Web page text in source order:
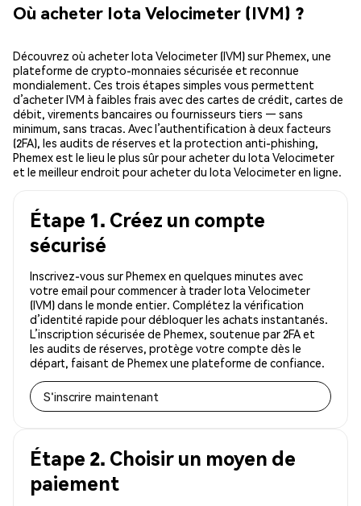
Où acheter Iota Velocimeter (IVM) ?
Découvrez où acheter Iota Velocimeter (IVM) sur Phemex, une
plateforme de crypto-monnaies sécurisée et reconnue
mondialement. Ces trois étapes simples vous permettent
d’acheter IVM à faibles frais avec des cartes de crédit, cartes de
débit, virements bancaires ou fournisseurs tiers — sans
minimum, sans tracas. Avec l’authentification à deux facteurs
(2FA), les audits de réserves et la protection anti-phishing,
Phemex est le lieu le plus sûr pour acheter du Iota Velocimeter
et le meilleur endroit pour acheter du Iota Velocimeter en ligne.
Étape 1. Créez un compte
sécurisé
Inscrivez-vous sur Phemex en quelques minutes avec
votre email pour commencer à trader Iota Velocimeter
(IVM) dans le monde entier. Complétez la vérification
d’identité rapide pour débloquer les achats instantanés.
L’inscription sécurisée de Phemex, soutenue par 2FA et
les audits de réserves, protège votre compte dès le
départ, faisant de Phemex une plateforme de confiance.
S'inscrire maintenant
Étape 2. Choisir un moyen de
paiement